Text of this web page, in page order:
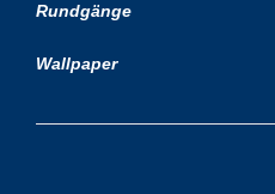
Rundgänge
Wallpaper